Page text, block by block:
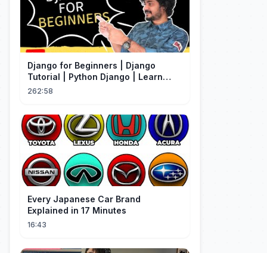
Django for Beginners | Django
Tutorial | Python Django | Learn
Django Framework
262:58
Every Japanese Car Brand
Explained in 17 Minutes
16:43